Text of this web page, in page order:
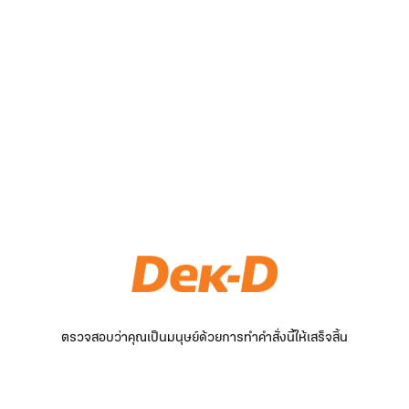
ตรวจสอบว่าคุณเป็นมนุษย์ด้วยการทำคำสั่งนี้ให้เสร็จสิ้น